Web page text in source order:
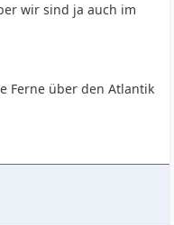
wir sind ja auch im
Ferne über den Atlantik